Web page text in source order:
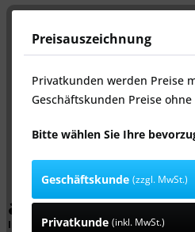
ab 74,99 € *
Inhalt: 1 Stück
Preisauszeichnung
Privatkunden werden Preise
Geschäftskunden Preise
Bitte wählen Sie Ihre
Geschäftskunde (zzgl. MwSt.)
Privatkunde (inkl. MwSt.)